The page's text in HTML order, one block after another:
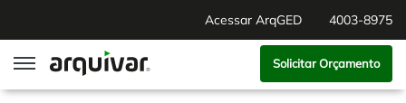
Acessar ArqGED 4003-8975
Solicitar Orçamento